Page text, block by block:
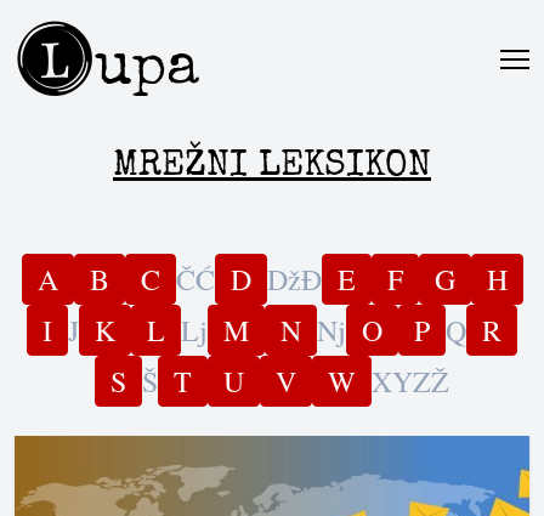
Lupa
MREŽNI LEKSIKON
A B C ČĆ D DžĐ E F G
H
I J K L Lj M N Nj O P Q R
S Š T U V W XYZŽ